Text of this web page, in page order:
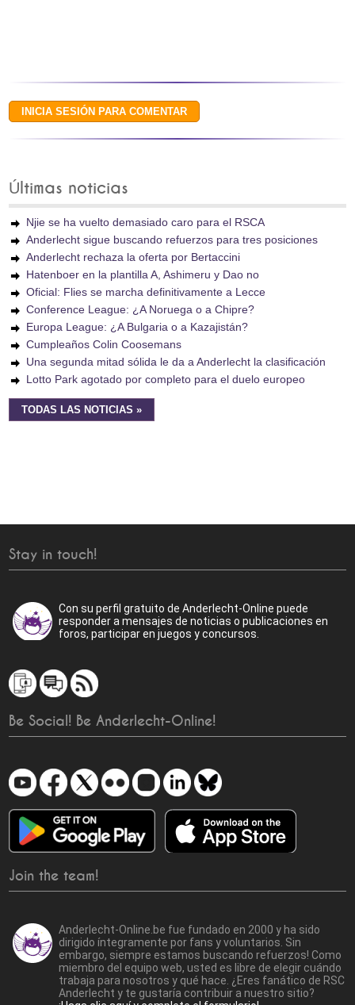
Últimas noticias
Njie se ha vuelto demasiado caro para el RSCA
Anderlecht sigue buscando refuerzos para tres posiciones
Anderlecht rechaza la oferta por Bertaccini
Hatenboer en la plantilla A, Ashimeru y Dao no
Oficial: Flies se marcha definitivamente a Lecce
Conference League: ¿A Noruega o a Chipre?
Europa League: ¿A Bulgaria o a Kazajistán?
Cumpleaños Colin Coosemans
Una segunda mitad sólida le da a Anderlecht la clasificación
Lotto Park agotado por completo para el duelo europeo
TODAS LAS NOTICIAS »
Stay in touch!
Con su perfil gratuito de Anderlecht-Online puede
responder a mensajes de noticias o publicaciones en
foros, participar en juegos y concursos.
Be Social! Be Anderlecht-Online!
Join the team!
Anderlecht-Online.be fue fundado en 2000 y ha sido
dirigido íntegramente por fans y voluntarios. Sin
embargo, siempre estamos buscando refuerzos! Como
miembro del equipo web, usted es libre de elegir cuándo
trabaja para nosotros y qué hace. ¿Eres fanático de RSC
Anderlecht y te gustaría contribuir a nuestro sitio?